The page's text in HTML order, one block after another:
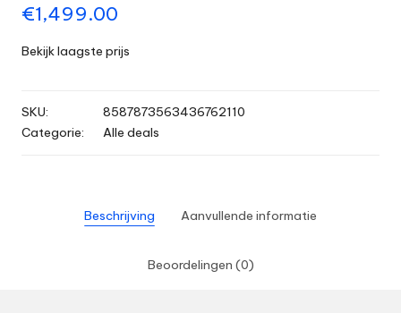
€1,499.00
Bekijk laagste prijs
SKU:
8587873563436762110
Categorie:
Alle deals
Beschrijving Aanvullende informatie
Beoordelingen (0)